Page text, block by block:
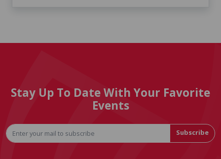
Stay Up To Date With Your Favorite
Events
Subscribe